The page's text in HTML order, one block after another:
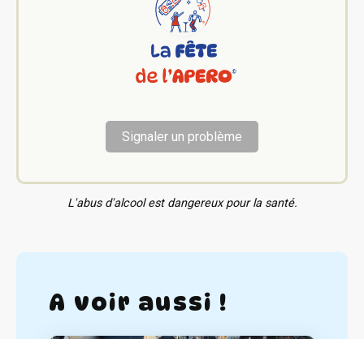
Signaler un problème
L'abus d'alcool est dangereux pour la santé.
A voir aussi !